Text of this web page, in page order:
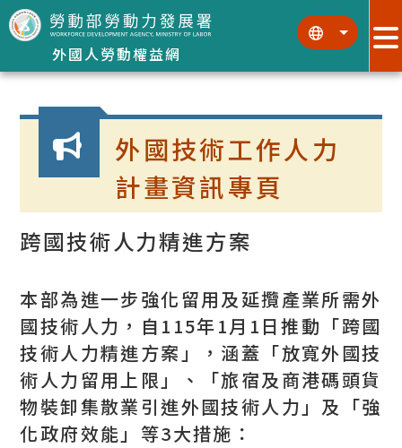
跳到主要內容區塊
外國人勞動權益網
::: :::
:::
外國技術工作人力
計畫資訊專頁
跨國技術人力精進方案
本部為進一步強化留用及延攬產業所需外
國技術人力，自115年1月1日推動「跨國
技術人力精進方案」，涵蓋「放寬外國技
術人力留用上限」、「旅宿及商港碼頭貨
物裝卸集散業引進外國技術人力」及「強
化政府效能」等3大措施：